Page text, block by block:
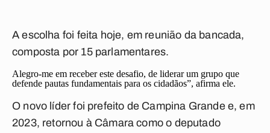
A escolha foi feita hoje, em reunião da bancada,
composta por 15 parlamentares.
Alegro-me em receber este desafio, de liderar um grupo que
defende pautas fundamentais para os cidadãos”, afirma ele.
O novo líder foi prefeito de Campina Grande e, em
2023, retornou à Câmara como o deputado